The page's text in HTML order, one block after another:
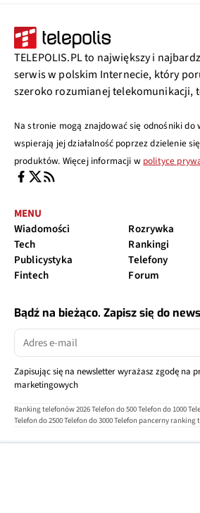
TELEPOLIS.PL to największy i
serwis w polskim Internecie, który
szeroko rozumianej telekomunikacji,
Na stronie mogą znajdować się odnośniki
wspierają jej działalność poprzez dzielenie
produktów. Więcej informacji w polityce
MENU
Wiadomości
Tech
Publicystyka
Fintech
Rozrywka
Rankingi
Telefony
Forum
Bądź na bieżąco. Zapisz się do
Zapisując się na newsletter wyrażasz zgodę na
marketingowych
Ranking telefonów 2026Telefon do 500Telefon do 1000
Telefon do 2500Telefon do 3000Telefon pancerny ranking